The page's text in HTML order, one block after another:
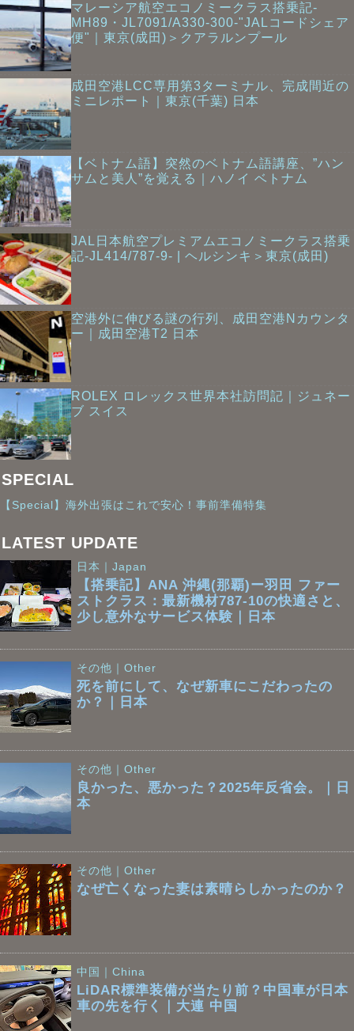
マレーシア航空エコノミークラス搭乗記-
MH89・JL7091/A330-300-"JALコードシェア
便"｜東京(成田)＞クアラルンプール
成田空港LCC専用第3ターミナル、完成間近の
ミニレポート｜東京(千葉) 日本
【ベトナム語】突然のベトナム語講座、”ハン
サムと美人”を覚える｜ハノイ ベトナム
JAL日本航空プレミアムエコノミークラス搭乗
記-JL414/787-9- | ヘルシンキ＞東京(成田)
空港外に伸びる謎の行列、成田空港Nカウンタ
ー｜成田空港T2 日本
ROLEX ロレックス世界本社訪問記｜ジュネー
ブ スイス
SPECIAL
【Special】海外出張はこれで安心！事前準備特集
LATEST UPDATE
日本｜Japan
【搭乗記】ANA 沖縄(那覇)ー羽田 ファー
ストクラス：最新機材787-10の快適さと、
少し意外なサービス体験｜日本
その他｜Other
死を前にして、なぜ新車にこだわったの
か？｜日本
その他｜Other
良かった、悪かった？2025年反省会。｜日
本
その他｜Other
なぜ亡くなった妻は素晴らしかったのか？
中国｜China
LiDAR標準装備が当たり前？中国車が日本
車の先を行く｜大連 中国